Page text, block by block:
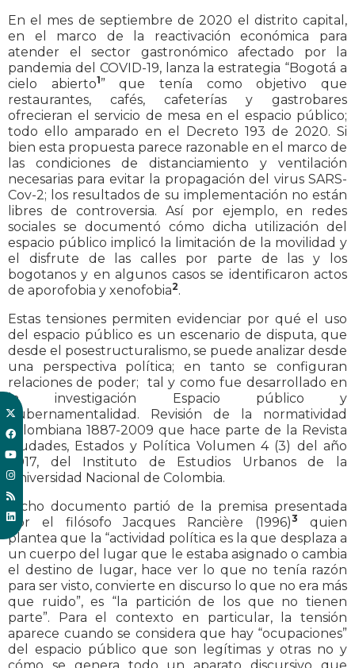
En el mes de septiembre de 2020 el distrito capital,
en el marco de la reactivación económica para
atender el sector gastronómico afectado por la
pandemia del COVID-19, lanza la estrategia “Bogotá a
cielo abierto1” que tenía como objetivo que
restaurantes, cafés, cafeterías y gastrobares
ofrecieran el servicio de mesa en el espacio público;
todo ello amparado en el Decreto 193 de 2020. Si
bien esta propuesta parece razonable en el marco de
las condiciones de distanciamiento y ventilación
necesarias para evitar la propagación del virus SARS-
Cov-2; los resultados de su implementación no están
libres de controversia. Así por ejemplo, en redes
sociales se documentó cómo dicha utilización del
espacio público implicó la limitación de la movilidad y
el disfrute de las calles por parte de las y los
bogotanos y en algunos casos se identificaron actos
de aporofobia y xenofobia2.
Estas tensiones permiten evidenciar por qué el uso
del espacio público es un escenario de disputa, que
desde el posestructuralismo, se puede analizar desde
una perspectiva política; en tanto se configuran
relaciones de poder; tal y como fue desarrollado en
la investigación Espacio público y
gubernamentalidad. Revisión de la normatividad
colombiana 1887-2009 que hace parte de la Revista
Ciudades, Estados y Política Volumen 4 (3) del año
2017, del Instituto de Estudios Urbanos de la
Universidad Nacional de Colombia.
Dicho documento partió de la premisa presentada
por el filósofo Jacques Rancière (1996)3
quien
plantea que la “actividad política es la que desplaza a
un cuerpo del lugar que le estaba asignado o cambia
el destino de lugar, hace ver lo que no tenía razón
para ser visto, convierte en discurso lo que no era más
que ruido”, es “la partición de los que no tienen
parte”. Para el contexto en particular, la tensión
aparece cuando se considera que hay “ocupaciones”
del espacio público que son legítimas y otras no y